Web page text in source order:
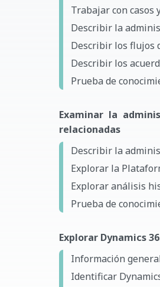
Trabajar con casos
Describir la
Describir los flujos
Describir los
Prueba de
Examinar la
relacionadas
Describir la
Explorar la
Explorar análisis
Prueba de
Explorar Dynamics
Información
Identificar